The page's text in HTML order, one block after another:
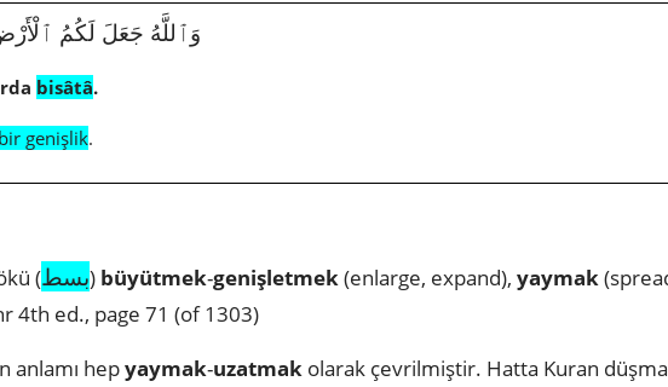
5436|71|19|وَٱللَّهُ جَعَلَ لَكُمُ
bisâtâ.
bir genişlik.
(بسط) büyütmek-genişletmek(enlarge, expand), yaymak
4th ed., page 71 (of 1303)
anlamı hepyaymak-uzatmak olarak çevrilmiştir. Hatta Kuran